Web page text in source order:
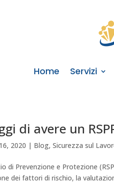
Home Servizi
di avere un
2020 | Blog,Sicurezza sul
di Prevenzione e Protezione
dei fattori di rischio, la